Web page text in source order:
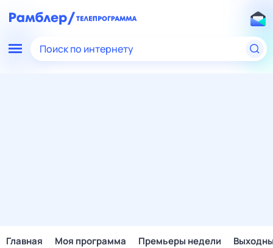
Поиск по интернету
Главная Моя программа Премьеры недели